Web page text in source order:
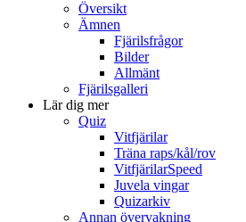
Översikt
Ämnen
Fjärilsfrågor
Bilder
Allmänt
Fjärilsgalleri
Lär dig mer
Quiz
Vitfjärilar
Träna raps/kål/rov
VitfjärilarSpeed
Juvela vingar
Quizarkiv
Annan övervakning